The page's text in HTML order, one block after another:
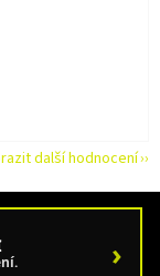
další hodnocení
›